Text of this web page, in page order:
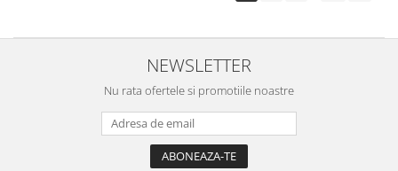
NEWSLETTER
Nu rata ofertele si promotiile noastre